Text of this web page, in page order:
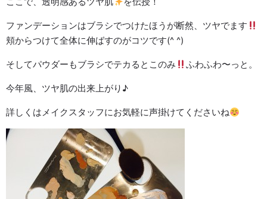
ファンデーションはブラシでつけたほうが断然、ツヤでます
頬からつけて全体に伸ばすのがコツです(^ ^)
そしてパウダーもブラシでテカるとこのみ ふわふわ〜っと。
今年風、ツヤ肌の出来上がり♪
詳しくはメイクスタッフにお気軽に声掛けてくださいね